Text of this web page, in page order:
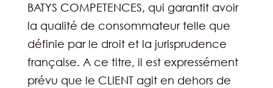
BATYS COMPETENCES, qui garantit avoir
la qualité de consommateur telle que
définie par le droit et la jurisprudence
française. A ce titre, il est expressément
prévu que le CLIENT agit en dehors de